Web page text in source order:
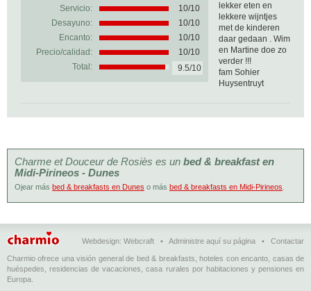
Servicio:
10/10
Desayuno:
10/10
Encanto:
10/10
Precio/calidad:
10/10
Total:
9.5/10
lekker eten en
lekkere wijntjes
met de kinderen
daar gedaan . Wim
en Martine doe zo
verder !!!
fam Sohier
Huysentruyt
Charme et Douceur de Rosiès es un bed & breakfast en
Midi-Pirineos - Dunes
Ojear más bed & breakfasts en Dunes o más bed & breakfasts en Midi-Pirineos
Webdesign: Webcraft • Administre aquí su página • Contactar
Charmio ofrece una visión general de bed & breakfasts, hoteles con encanto, casas de
huéspedes, residencias de vacaciones, casa rurales por habitaciones y pensiones en
Europa.